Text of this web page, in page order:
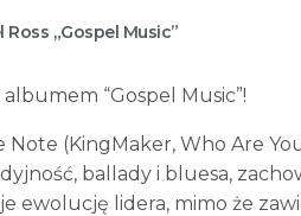
Ross „Gospel Music”
“Gospel Music”!
(KingMaker, Who Are
ballady i bluesa,
lidera, mimo że